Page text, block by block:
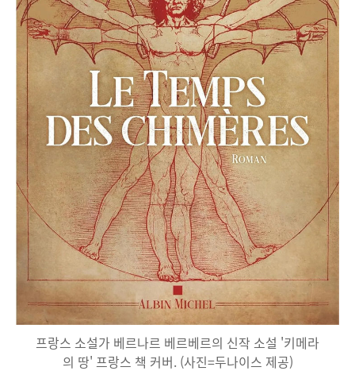
프랑스 소설가 베르나르 베르베르의 신작 소설 '키메라
의 땅' 프랑스 책 커버. (사진=두나이스 제공)